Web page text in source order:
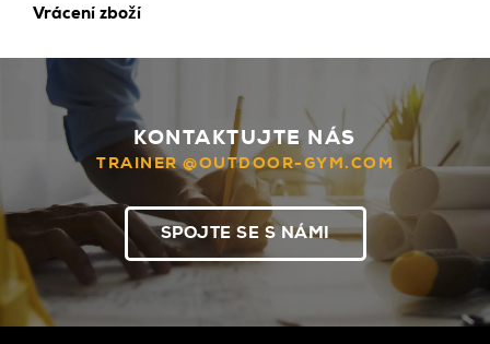
Vrácení zboží
KONTAKTUJTE NÁS
TRAINER @OUTDOOR-GYM.COM
SPOJTE SE S NÁMI